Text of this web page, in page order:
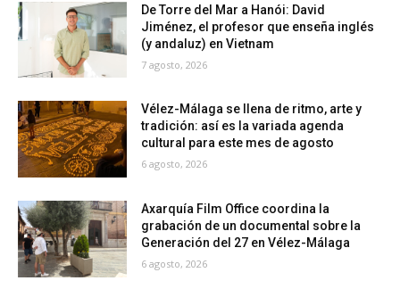
De Torre del Mar a Hanói: David
Jiménez, el profesor que enseña inglés
(y andaluz) en Vietnam
7 agosto, 2026
Vélez-Málaga se llena de ritmo, arte y
tradición: así es la variada agenda
cultural para este mes de agosto
6 agosto, 2026
Axarquía Film Office coordina la
grabación de un documental sobre la
Generación del 27 en Vélez-Málaga
6 agosto, 2026